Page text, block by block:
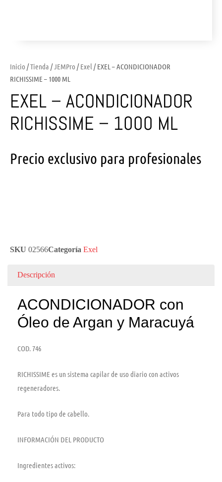
Inicio /Tienda /JEMPro /Exel / EXEL – ACONDICIONADOR
RICHISSIME – 1000 ML
EXEL – ACONDICIONADOR
RICHISSIME – 1000 ML
Precio exclusivo para profesionales
SKU 02566Categoría Exel
Descripción
ACONDICIONADOR con
Óleo de Argan y Maracuyá
COD. 746
RICHISSIME es un sistema capilar de uso diario con activos
regeneradores.
Para todo tipo de cabello.
INFORMACIÓN DEL PRODUCTO
Ingredientes activos: